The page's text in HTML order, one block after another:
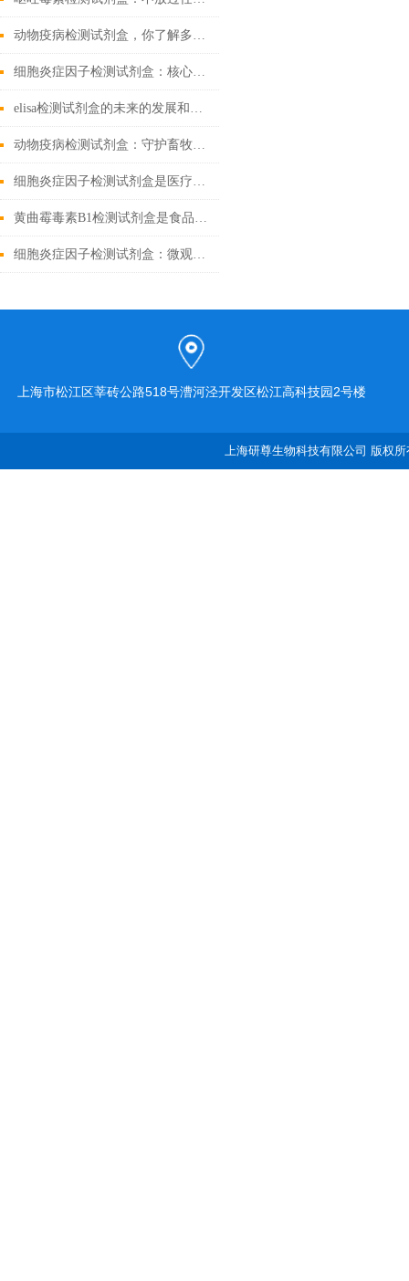
动物疫病检测试剂盒，你了解多少？
细胞炎症因子检测试剂盒：核心技术与检测原理全解析
elisa检测试剂盒的未来的发展和优点分享
动物疫病检测试剂盒：守护畜牧业健康
细胞炎症因子检测试剂盒是医疗的微观探索者
黄曲霉毒素B1检测试剂盒是食品安全的新工具
细胞炎症因子检测试剂盒：微观战场里的“情报解码器”
上海市松江区莘砖公路518号漕河泾开发区松江高科技园2号楼
上海研尊生物科技有限公司 版权